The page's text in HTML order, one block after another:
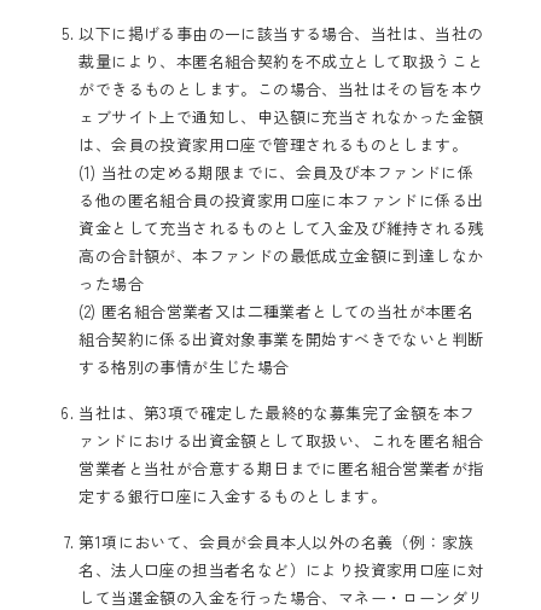
以下に掲げる事由の一に該当する場合、当社は、当社の
裁量により、本匿名組合契約を不成立として取扱うこと
ができるものとします。この場合、当社はその旨を本ウ
ェブサイト上で通知し、申込額に充当されなかった金額
は、会員の投資家用口座で管理されるものとします。
(1) 当社の定める期限までに、会員及び本ファンドに係
る他の匿名組合員の投資家用口座に本ファンドに係る出
資金として充当されるものとして入金及び維持される残
高の合計額が、本ファンドの最低成立金額に到達しなか
った場合
(2) 匿名組合営業者又は二種業者としての当社が本匿名
組合契約に係る出資対象事業を開始すべきでないと判断
する格別の事情が生じた場合
当社は、第3項で確定した最終的な募集完了金額を本フ
ァンドにおける出資金額として取扱い、これを匿名組合
営業者と当社が合意する期日までに匿名組合営業者が指
定する銀行口座に入金するものとします。
第1項において、会員が会員本人以外の名義（例：家族
名、法人口座の担当者名など）により投資家用口座に対
して当選金額の入金を行った場合、マネー・ローンダリ